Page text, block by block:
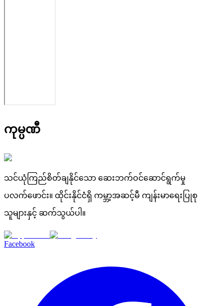
ကုမ္ပဏီ
သင်ယုံကြည်စိတ်ချနိုင်သော ဆေးဘက်ဝင်ဆောင်ရွက်မှု
ပလက်ဖောင်း။ ထိုင်းနိုင်ငံရှိ ကမ္ဘာ့အဆင့်မီ ကျန်းမာရေးပြုစု
သူများနှင့် ဆက်သွယ်ပါ။
Facebook